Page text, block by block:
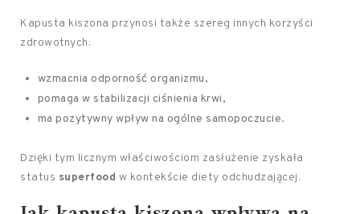
Kapusta kiszona przynosi także szereg innych korzyści
zdrowotnych:
wzmacnia odporność organizmu,
pomaga w stabilizacji ciśnienia krwi,
ma pozytywny wpływ na ogólne samopoczucie.
Dzięki tym licznym właściwościom zasłużenie zyskała
status superfood w kontekście diety odchudzającej.